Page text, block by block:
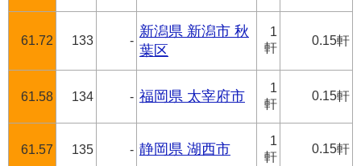
61.72 133 -
新潟県 新潟市 秋
葉区
1
軒
0.15軒
61.58 134 - 福岡県 太宰府市
1
軒
0.15軒
61.57 135 - 静岡県 湖西市
1
軒
0.15軒